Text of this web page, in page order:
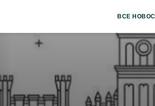
ВСЕ